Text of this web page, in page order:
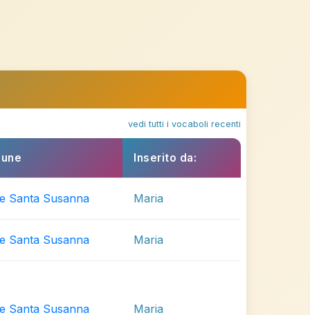
vedi tutti i vocaboli recenti
Inserito da:
Santa Susanna Maria
Santa Susanna Maria
Santa Susanna Maria